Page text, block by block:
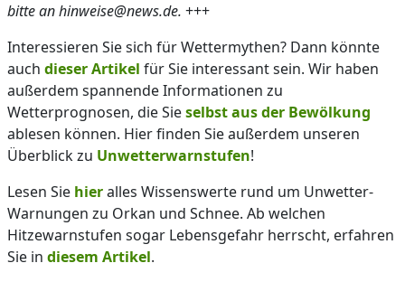
bitte an hinweise@news.de. +++
Interessieren Sie sich für Wettermythen? Dann könnte
auch dieser Artikel für Sie interessant sein. Wir haben
außerdem spannende Informationen zu
Wetterprognosen, die Sieselbst aus der Bewölkung
ablesen können. Hier finden Sie außerdem unseren
Überblick zu Unwetterwarnstufen!
Lesen Sie hieralles Wissenswerte rund um Unwetter-
Warnungen zu Orkan und Schnee. Ab welchen
Hitzewarnstufen sogar Lebensgefahr herrscht, erfahren
Sie in diesem Artikel.